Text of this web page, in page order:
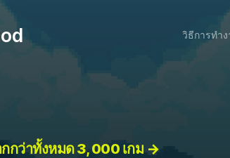
วิธีการทำ
กว่าทั้งหมด 3, 000 เกม →